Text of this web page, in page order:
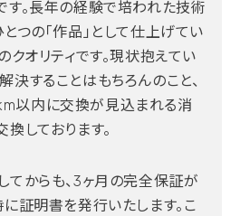
す。長年の経験で培われた技術
つの「作品」として仕上げてい
クオリティです。現状抱えてい
することはもちろんのこと、
以内に交換が見込まれる消
しております。
てからも、3ヶ月の完全保証が
証明書を発行いたします。こ